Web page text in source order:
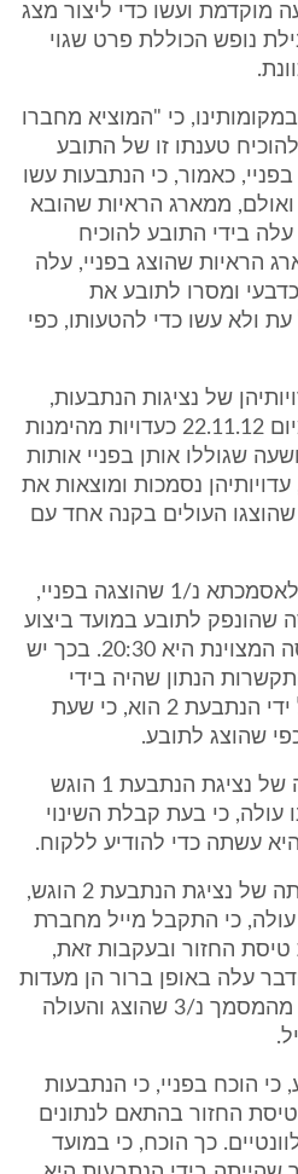
מוקדמת ועשו כדי ליצור מצג
נופש הכוללת פרט שגוי
כי "המוציא מחברו
טענתו זו של התובע
כאמור, כי הנתבעות עשו
ואולם, ממארג הראיות שהובא
בידי התובע להוכיח
הראיות שהוצג בפניי, עלה
ומסרו לתובע את
עת ולא עשו כדי להטעותו, כפי
של נציגות הנתבעות,
כפי שהעידו בפניי בדיון מיום 22.11.12 כעדויות מהימנות
שגוללו אותן בפניי אותות
נסמכות ומוצאות את
שהוצגו העולים בקנה אחד עם
בהקשר זה, ראוי להפנות לאסמכתא נ/1 שהוצגה בפניי,
שהונפק לתובע במועד ביצוע
ההזמנה ולפיו, שעת הטיסה המצוינת היא 20:30. בכך יש
הנתון שהיה בידי
הנתבעת 1 אשר סופק על ידי הנתבעת 2 הוא, כי שעת
זאת ועוד, במסגרת עדותה של נציגת הנתבעת 1 הוגש
נ/2 שממנו עולה, כי בעת קבלת השינוי
עשתה כדי להודיע ללקוח.
לא זו אף זו, במסגרת עדותה של נציגת הנתבעת 2 הוגש,
כי התקבל מייל מחברת
החזור ובעקבות זאת,
מייל לנתבעת 1. הדבר עלה באופן ברור הן מעדות
נציגת נתבעת 2 בפניי והן מהמסמך נ/3 שהוצג והעולה
כי הוכח בפניי, כי הנתבעות
החזור בהתאם לנתונים
כך הוכח, כי במועד